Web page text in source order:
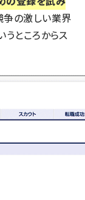
争の激しい業界
うところからス